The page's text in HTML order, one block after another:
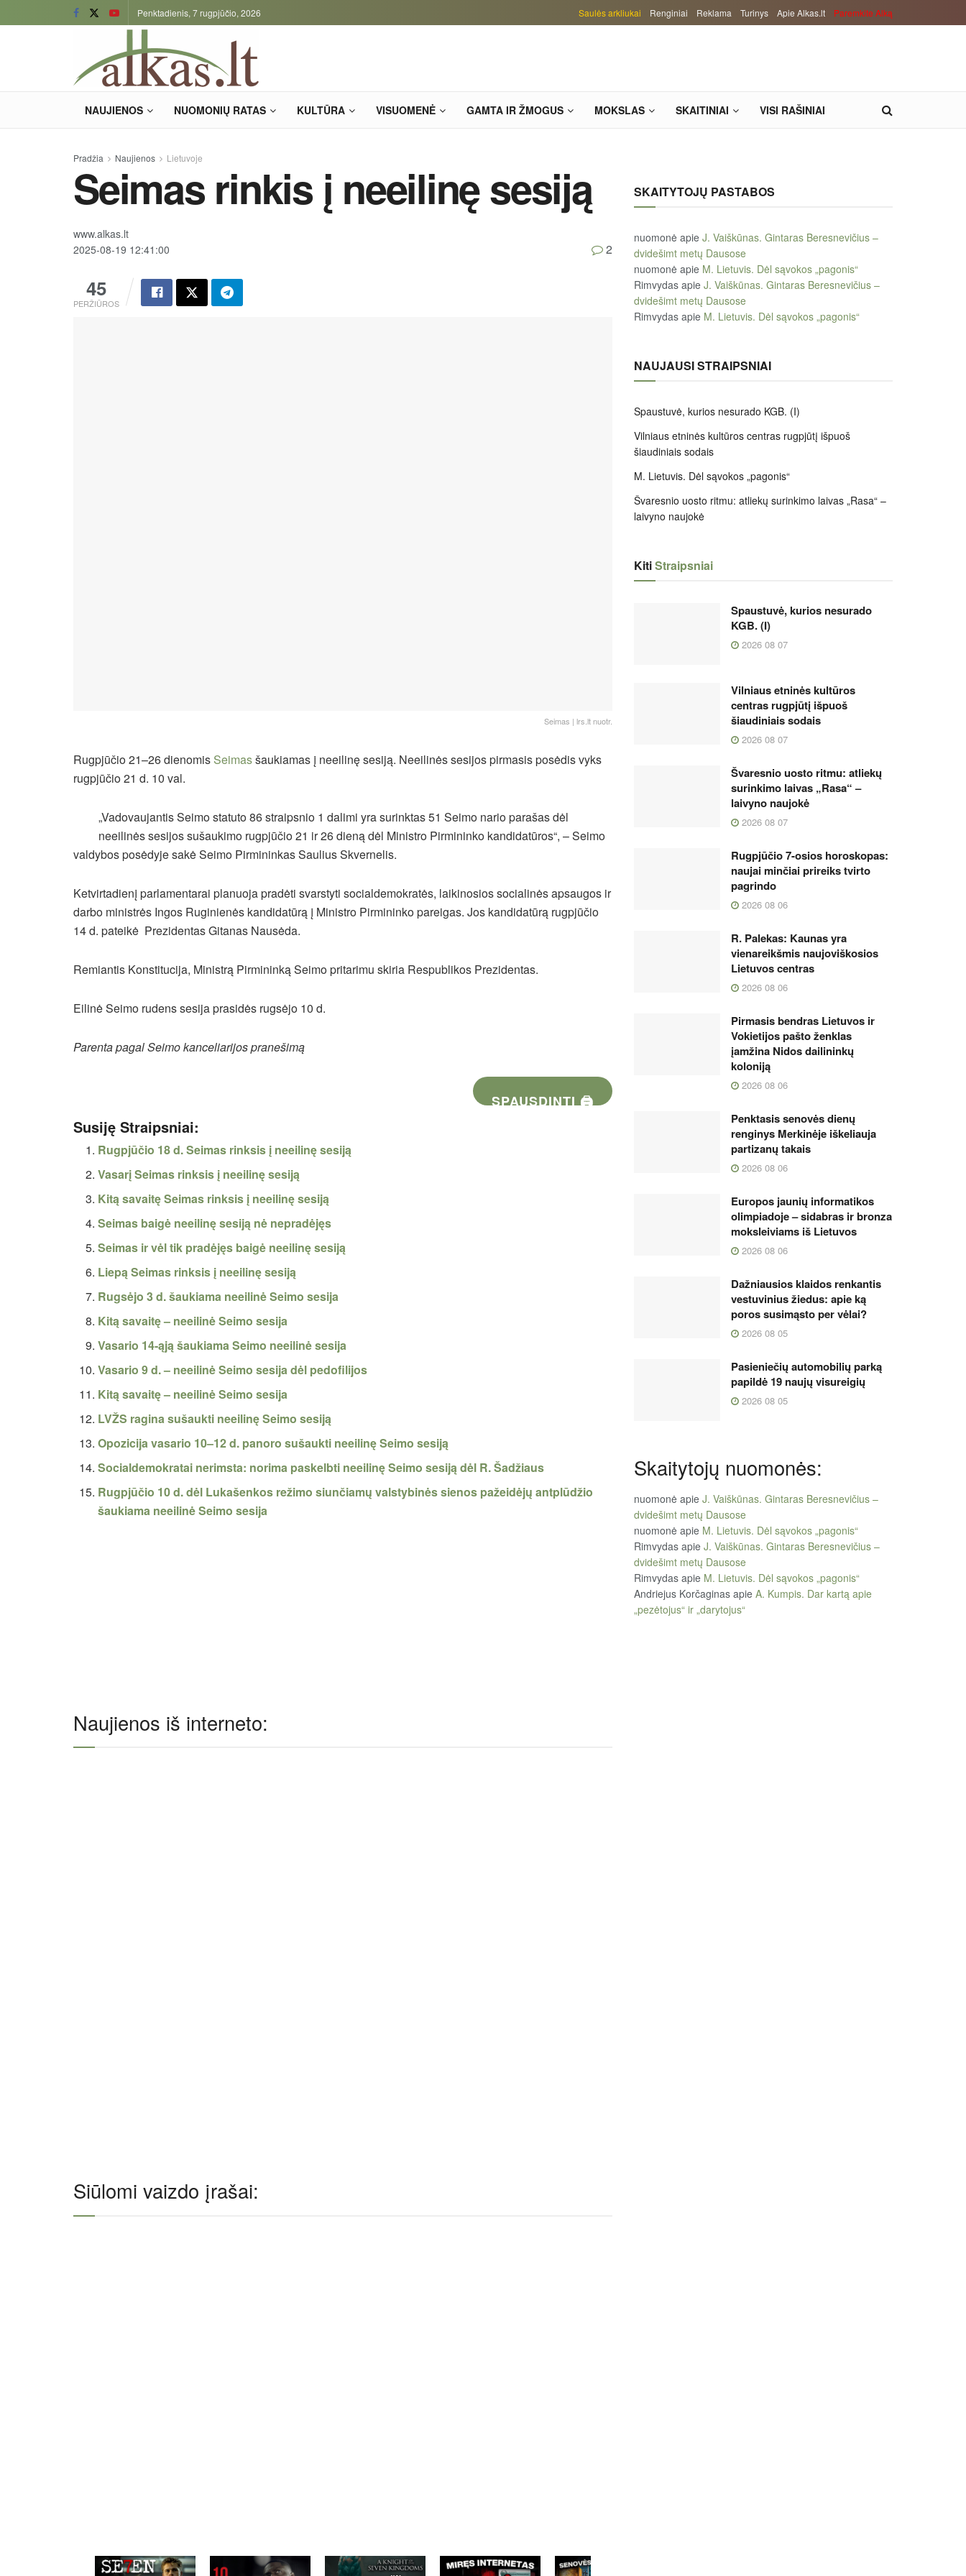
Penktadienis, 7 rugpjūčio, 2026 Saulės arkliukai Renginiai Reklama Turinys Apie Alkas.lt Paremkite Alką
NAUJIENOS NUOMONIŲ RATAS KULTŪRA VISUOMENĖ GAMTA IR ŽMOGUS MOKSLAS SKAITINIAI VISI RAŠINIAI
Pradžia Naujienos Lietuvoje
Seimas rinkis į neeilinę sesiją
www.alkas.lt
2025-08-19 12:41:00
45
PERŽIŪROS
2
Seimas | lrs.lt nuotr.
Rugpjūčio 21–26 dienomis Seimasšaukiamas į neeilinę sesiją. Neeilinės sesijos pirmasis posėdis vyks
rugpjūčio 21 d. 10 val.
„Vadovaujantis Seimo statuto 86 straipsnio 1 dalimi yra surinktas 51 Seimo nario parašas dėl
neeilinės sesijos sušaukimo rugpjūčio 21 ir 26 dieną dėl Ministro Pirmininko kandidatūros“, – Seimo
valdybos posėdyje sakė Seimo Pirmininkas Saulius Skvernelis.
Ketvirtadienį parlamentarai planuoja pradėti svarstyti socialdemokratės, laikinosios socialinės apsaugos ir
darbo ministrės Ingos Ruginienės kandidatūrą į Ministro Pirmininko pareigas. Jos kandidatūrą rugpjūčio
14 d. pateikė Prezidentas Gitanas Nausėda.
Remiantis Konstitucija, Ministrą Pirmininką Seimo pritarimu skiria Respublikos Prezidentas.
Eilinė Seimo rudens sesija prasidės rugsėjo 10 d.
Parenta pagal Seimo kanceliarijos pranešimą
SPAUSDINTI 🖨
Susiję Straipsniai:
Rugpjūčio 18 d. Seimas rinksis į neeilinę sesiją
Vasarį Seimas rinksis į neeilinę sesiją
Kitą savaitę Seimas rinksis į neeilinę sesiją
Seimas baigė neeilinę sesiją nė nepradėjęs
Seimas ir vėl tik pradėjęs baigė neeilinę sesiją
Liepą Seimas rinksis į neeilinę sesiją
Rugsėjo 3 d. šaukiama neeilinė Seimo sesija
Kitą savaitę – neeilinė Seimo sesija
Vasario 14-ąją šaukiama Seimo neeilinė sesija
Vasario 9 d. – neeilinė Seimo sesija dėl pedofilijos
Kitą savaitę – neeilinė Seimo sesija
LVŽS ragina sušaukti neeilinę Seimo sesiją
Opozicija vasario 10–12 d. panoro sušaukti neeilinę Seimo sesiją
Socialdemokratai nerimsta: norima paskelbti neeilinę Seimo sesiją dėl R. Šadžiaus
Rugpjūčio 10 d. dėl Lukašenkos režimo siunčiamų valstybinės sienos pažeidėjų antplūdžio
šaukiama neeilinė Seimo sesija
Naujienos iš interneto:
Siūlomi vaizdo įrašai:
SKAITYTOJŲ PASTABOS
nuomonė apie J. Vaiškūnas. Gintaras Beresnevičius –
dvidešimt metų Dausose
nuomonė apie M. Lietuvis. Dėl sąvokos „pagonis“
Rimvydas apie J. Vaiškūnas. Gintaras Beresnevičius –
dvidešimt metų Dausose
Rimvydas apie M. Lietuvis. Dėl sąvokos „pagonis“
NAUJAUSI STRAIPSNIAI
Spaustuvė, kurios nesurado KGB. (I)
Vilniaus etninės kultūros centras rugpjūtį išpuoš
šiaudiniais sodais
M. Lietuvis. Dėl sąvokos „pagonis“
Švaresnio uosto ritmu: atliekų surinkimo laivas „Rasa“ –
laivyno naujokė
KitiStraipsniai
Spaustuvė, kurios nesurado
KGB. (I)
2026 08 07
Vilniaus etninės kultūros
centras rugpjūtį išpuoš
šiaudiniais sodais
2026 08 07
Švaresnio uosto ritmu: atliekų
surinkimo laivas „Rasa“ –
laivyno naujokė
2026 08 07
Rugpjūčio 7-osios horoskopas:
naujai minčiai prireiks tvirto
pagrindo
2026 08 06
R. Palekas: Kaunas yra
vienareikšmis naujoviškosios
Lietuvos centras
2026 08 06
Pirmasis bendras Lietuvos ir
Vokietijos pašto ženklas
įamžina Nidos dailininkų
koloniją
2026 08 06
Penktasis senovės dienų
renginys Merkinėje iškeliauja
partizanų takais
2026 08 06
Europos jaunių informatikos
olimpiadoje – sidabras ir bronza
moksleiviams iš Lietuvos
2026 08 06
Dažniausios klaidos renkantis
vestuvinius žiedus: apie ką
poros susimąsto per vėlai?
2026 08 05
Pasieniečių automobilių parką
papildė 19 naujų visureigių
2026 08 05
Skaitytojų nuomonės:
nuomonė apie J. Vaiškūnas. Gintaras Beresnevičius –
dvidešimt metų Dausose
nuomonė apie M. Lietuvis. Dėl sąvokos „pagonis“
Rimvydas apie J. Vaiškūnas. Gintaras Beresnevičius –
dvidešimt metų Dausose
Rimvydas apie M. Lietuvis. Dėl sąvokos „pagonis“
Andriejus Korčaginas apie A. Kumpis. Dar kartą apie
„pezėtojus“ ir „darytojus“